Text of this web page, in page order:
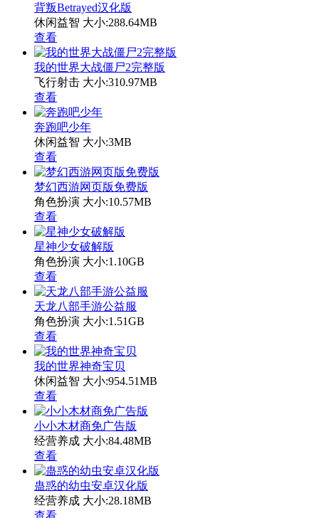
背叛Betrayed汉化版
休闲益智 大小:288.64MB
查看
我的世界大战僵尸2完整版
飞行射击 大小:310.97MB
查看
奔跑吧少年
休闲益智 大小:3MB
查看
梦幻西游网页版免费版
角色扮演 大小:10.57MB
查看
星神少女破解版
角色扮演 大小:1.10GB
查看
天龙八部手游公益服
角色扮演 大小:1.51GB
查看
我的世界神奇宝贝
休闲益智 大小:954.51MB
查看
小小木材商免广告版
经营养成 大小:84.48MB
查看
蛊惑的幼虫安卓汉化版
经营养成 大小:28.18MB
查看